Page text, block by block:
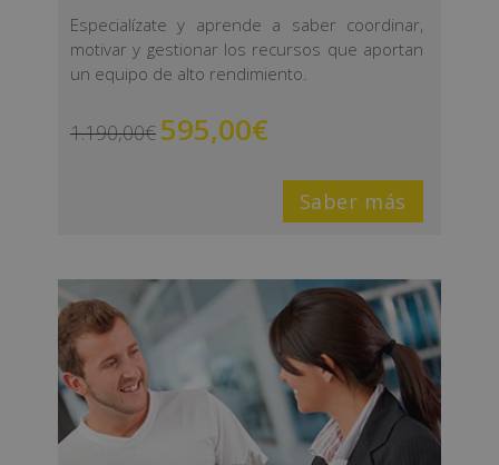
con
5.00 de
5 en base
avaloración
de un
cliente
Especialízate y aprende a saber coordinar,
motivar y gestionar los recursos que aportan
un equipo de alto rendimiento.
1.190,00€ 595,00€
Saber más